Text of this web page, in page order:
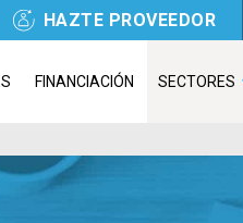
HAZTE PROVEEDOR
FINANCIACIÓN SECTORES